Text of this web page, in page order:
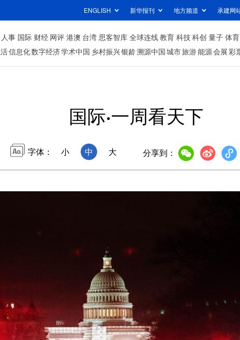
ENGLISH 新华报刊 地方频道 承建网
人事 国际 财经 网评 港澳 台湾 思客智库 全球连线教育 科技科创 量子 体育
信息化数字经济学术中国 乡村振兴银龄溯源中国城市旅游能源会展彩
国际·一周看天下
字体： 小 中 大 分享到：